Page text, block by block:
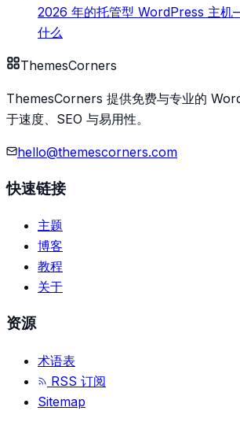
2026 年的托管型 WordPress 主
什么
ThemesCorners
ThemesCorners 提供免费与专业的
于速度、SEO 与易用性。
hello@themescorners.com
快速链接
主题
博客
教程
关于
资源
术语表
RSS 订阅
Sitemap